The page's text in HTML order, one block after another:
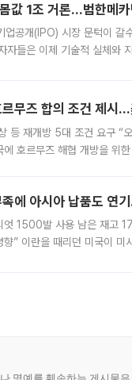
값 1조 거론…범한메
업공개(IPO) 시장 문턱이 갈
자들은 이제 기술적 실체와
르무즈 합의 조건 제시
등 재개방 5대 조건 요구 “
에 호르무즈 해협 개방을 위
에 아시아 납품도 연
엇 1500발 사용 남은 재고
향” 이란을 때리던 미국이